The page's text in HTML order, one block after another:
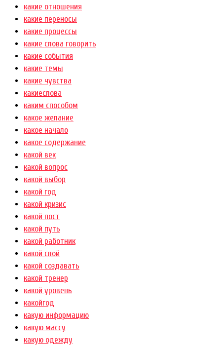
какие отношения
какие переносы
какие процессы
какие слова говорить
какие события
какие темы
какие чувства
какиеслова
каким способом
какое желание
какое начало
какое содержание
какой век
какой вопрос
какой выбор
какой год
какой кризис
какой пост
какой путь
какой работник
какой слой
какой создавать
какой тренер
какой уровень
какойгод
какую информацию
какую массу
какую одежду